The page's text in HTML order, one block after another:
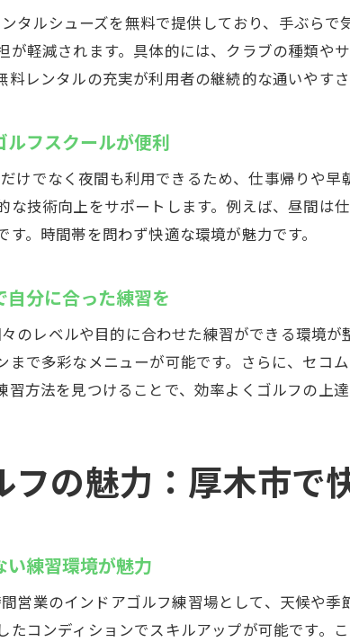
タルシューズを無料で提供しており、手ぶら
が軽減されます。具体的には、クラブの種類
レンタルの充実が利用者の継続的な通いやすさ
ルフスクールが便利
だけでなく夜間も利用できるため、仕事帰りや
な技術向上をサポートします。例えば、昼間
。時間帯を問わず快適な環境が魅力です。
分に合った練習を
のレベルや目的に合わせた練習ができる環境
まで多彩なメニューが可能です。さらに、セ
習方法を見つけることで、効率よくゴルフの上達
フの魅力：厚木市で
練習環境が魅力
営業のインドアゴルフ練習場として、天候や
たコンディションでスキルアップが可能です